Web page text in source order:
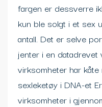
fargen er dessverre
kun ble solgt i et sex
antall. Det er selve
jenter i en
virksomheter har
sexleketøy i DNA-et
virksomheter i